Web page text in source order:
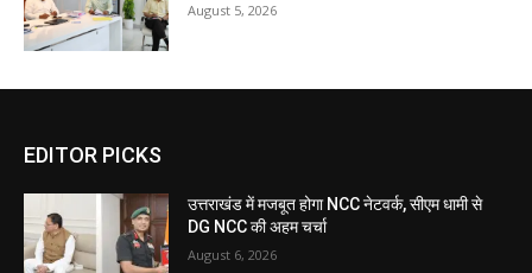
August 5, 2026
EDITOR PICKS
उत्तराखंड में मजबूत होगा NCC नेटवर्क, सीएम धामी से
DG NCC की अहम चर्चा
August 6, 2026